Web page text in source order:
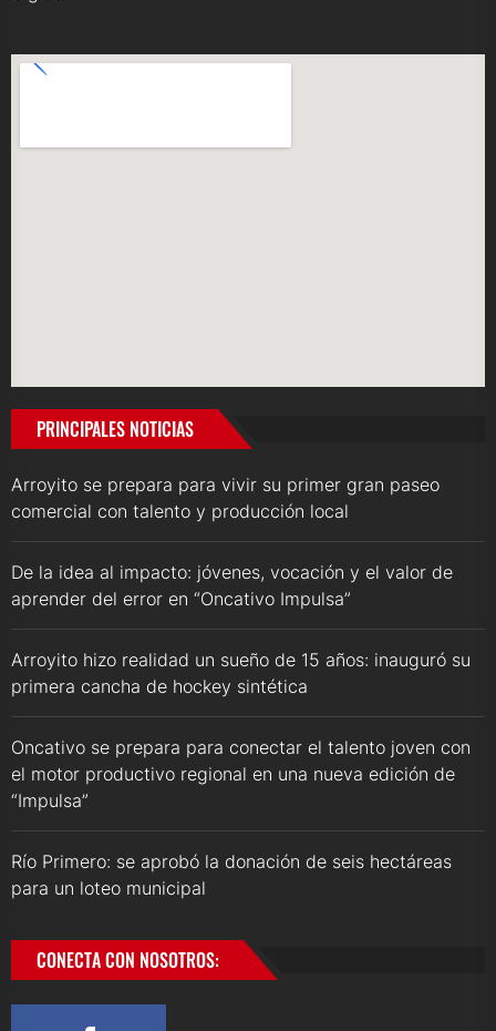
PRINCIPALES NOTICIAS
Arroyito se prepara para vivir su primer gran paseo
comercial con talento y producción local
De la idea al impacto: jóvenes, vocación y el valor de
aprender del error en “Oncativo Impulsa”
Arroyito hizo realidad un sueño de 15 años: inauguró su
primera cancha de hockey sintética
Oncativo se prepara para conectar el talento joven con
el motor productivo regional en una nueva edición de
“Impulsa”
Río Primero: se aprobó la donación de seis hectáreas
para un loteo municipal
CONECTA CON NOSOTROS: